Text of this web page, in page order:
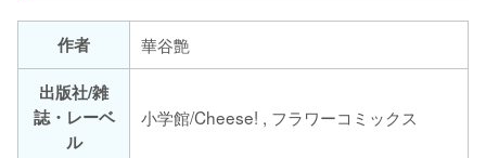
作者
華谷艶
出版社/雑
誌・レーベ
ル
小学館/Cheese! , フラワーコミックス